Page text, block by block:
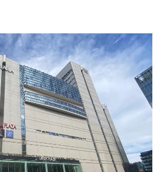
ないので、多少リラックスできればい
うな汗がとめどなく出て気持ちよかっ
と水風呂の温度が私には合っていたの
ンなととのいへ。
が欲しい…
クラブとは違う新鮮な経験ができました
んのマナーが悪いのかも？シャワース
たので洗って戻しといた。
に戻しましょうの張り紙があるの
て、自販機前のベンチで休憩。今日は
！とサ道のことばを思い出した。
怖いよね。
を永遠にリピートしながら頑
すぎて挫けそうになる→筋トレでメンタ
で誤魔化すを繰り返しました。
ニング方法です。